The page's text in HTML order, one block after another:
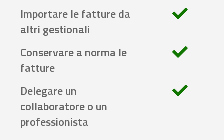
Importare le fatture da
altri gestionali
Conservare a norma le
fatture
Delegare un
collaboratore o un
professionista